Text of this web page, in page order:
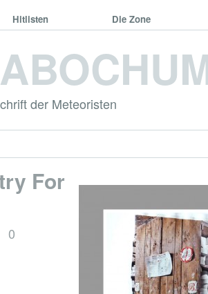
Hitlisten Die Zone
der Meteoristen
For
0